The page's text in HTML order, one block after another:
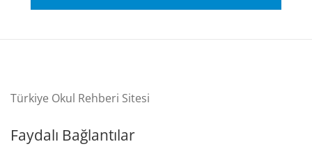
Türkiye Okul Rehberi Sitesi
Faydalı Bağlantılar